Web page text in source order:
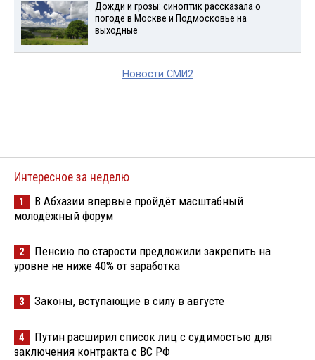
Дожди и грозы: синоптик рассказала о
погоде в Москве и Подмосковье на
выходные
Новости СМИ2
Интересное за неделю
1
В Абхазии впервые пройдёт масштабный
молодёжный форум
2
Пенсию по старости предложили закрепить на
уровне не ниже 40% от заработка
3 Законы, вступающие в силу в августе
4
Путин расширил список лиц с судимостью для
заключения контракта с ВС РФ